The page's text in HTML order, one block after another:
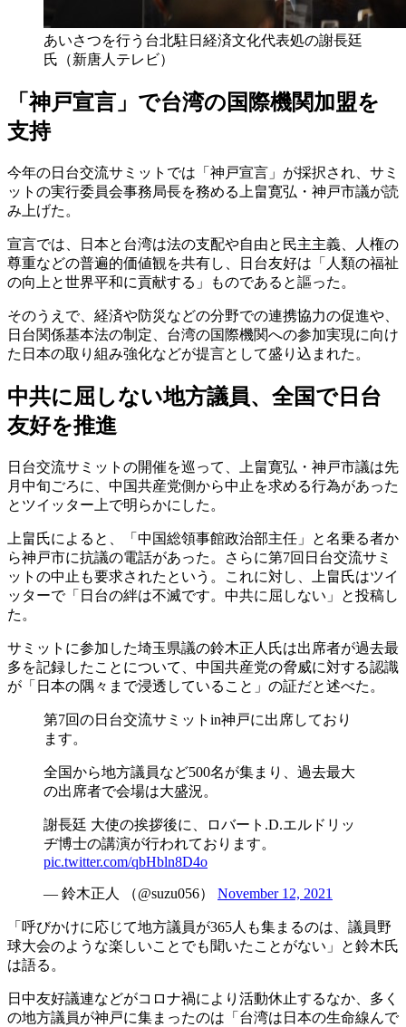
あいさつを行う台北駐日経済文化代表処の謝長廷
氏（新唐人テレビ）
「神戸宣言」で台湾の国際機関加盟を
支持
今年の日台交流サミットでは「神戸宣言」が採択され、サミ
ットの実行委員会事務局長を務める上畠寛弘・神戸市議が読
み上げた。
宣言では、日本と台湾は法の支配や自由と民主主義、人権の
尊重などの普遍的価値観を共有し、日台友好は「人類の福祉
の向上と世界平和に貢献する」ものであると謳った。
そのうえで、経済や防災などの分野での連携協力の促進や、
日台関係基本法の制定、台湾の国際機関への参加実現に向け
た日本の取り組み強化などが提言として盛り込まれた。
中共に屈しない地方議員、全国で日台
友好を推進
日台交流サミットの開催を巡って、上畠寛弘・神戸市議は先
月中旬ごろに、中国共産党側から中止を求める行為があった
とツイッター上で明らかにした。
上畠氏によると、「中国総領事館政治部主任」と名乗る者か
ら神戸市に抗議の電話があった。さらに第7回日台交流サミ
ットの中止も要求されたという。これに対し、上畠氏はツイ
ッターで「日台の絆は不滅です。中共に屈しない」と投稿し
た。
サミットに参加した埼玉県議の鈴木正人氏は出席者が過去最
多を記録したことについて、中国共産党の脅威に対する認識
が「日本の隅々まで浸透していること」の証だと述べた。
第7回の日台交流サミットin神戸に出席しており
ます。
全国から地方議員など500名が集まり、過去最大
の出席者で会場は大盛況。
謝長廷 大使の挨拶後に、ロバート.D.エルドリッ
ヂ博士の講演が行われております。
pic.twitter.com/qbHbln8D4o
— 鈴木正人 （@suzu056） November 12, 2021
「呼びかけに応じて地方議員が365人も集まるのは、議員野
球大会のような楽しいことでも聞いたことがない」と鈴木氏
は語る。
日中友好議連などがコロナ禍により活動休止するなか、多く
の地方議員が神戸に集まったのは「台湾は日本の生命線んで